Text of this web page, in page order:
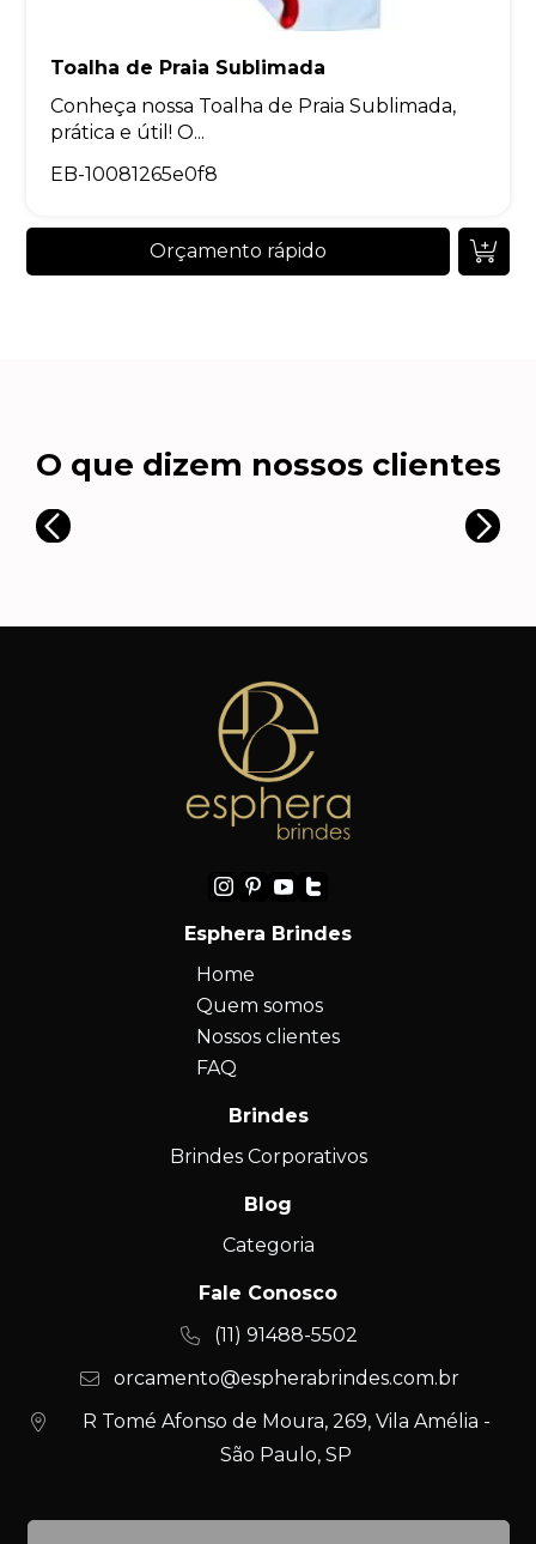
Toalha de Praia Sublimada
Conheça nossa Toalha de Praia Sublimada,
prática e útil! O...
EB-10081265e0f8
Orçamento rápido
O que dizem nossos clientes
Esphera Brindes
Home
Quem somos
Nossos clientes
FAQ
Brindes
Brindes Corporativos
Blog
Categoria
Fale Conosco
(11) 91488-5502
orcamento@espherabrindes.com.br
R Tomé Afonso de Moura, 269, Vila Amélia -
São Paulo, SP